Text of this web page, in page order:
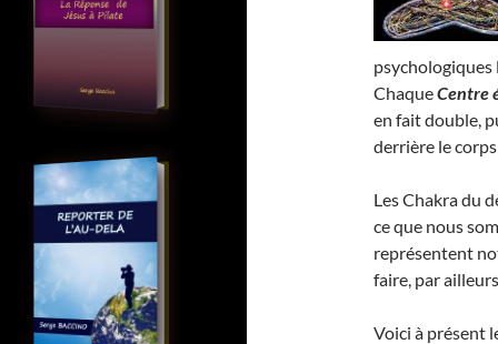
psychologiques
ChaqueCentre
en fait double,
derrière le
Les Chakra du
ce que nous
représentent
faire, par
Voici à présent